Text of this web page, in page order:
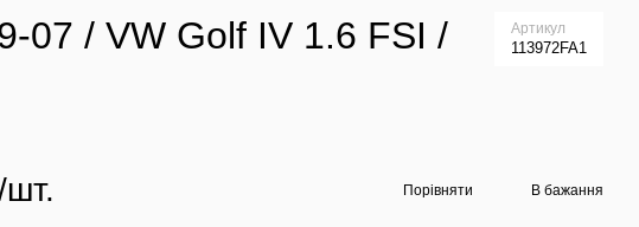
07 / VW Golf IV 1.6 FSI /
Артикул
113972FA1
Порівняти В бажання